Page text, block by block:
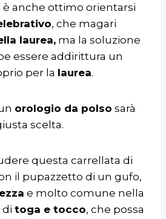
è anche ottimo orientarsi
, che magari
laurea, ma la soluzione
essere addirittura un
per la laurea.
orologio da polso sarà
scelta.
questa carrellata di
il pupazzetto di un gufo,
e molto comune nella
di toga e tocco, che possa